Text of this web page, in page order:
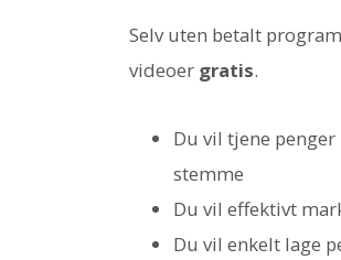
Selv uten betalt
videoer gratis.
Du vil tjene
stemme
Du vil effektivt
Du vil enkelt lage